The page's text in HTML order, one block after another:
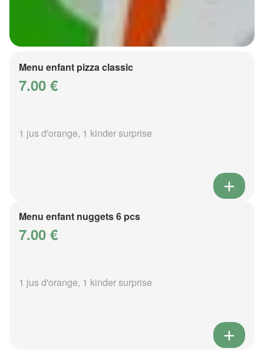
Menu enfant pizza classic
7.00 €
1 jus d'orange, 1 kinder surprise
Menu enfant nuggets 6 pcs
7.00 €
1 jus d'orange, 1 kinder surprise